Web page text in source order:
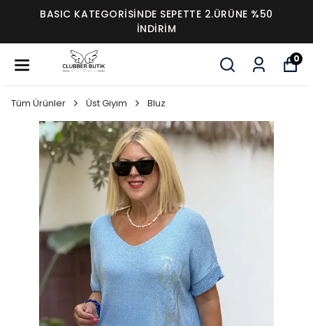
BASIC KATEGORİSİNDE SEPETTE 2.ÜRÜNE %50
İNDİRİM
0
Tüm Ürünler Üst Giyim Bluz